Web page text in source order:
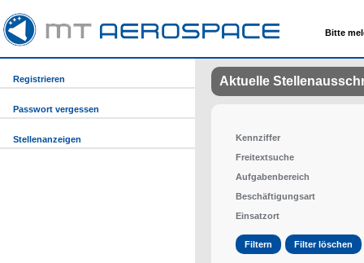
Bitte
Registrieren
Passwort vergessen
Stellenanzeigen
Aktuelle
Kennziffer
Freitextsuche
Aufgabenbereich
Beschäftigungsart
Einsatzort